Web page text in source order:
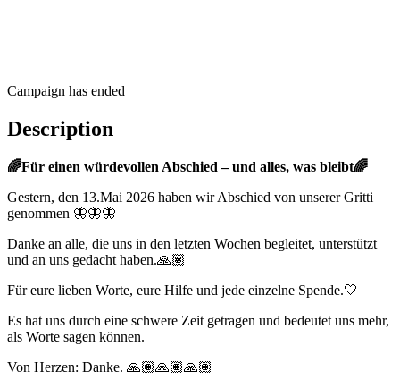
Campaign has ended
Description
🌈Für einen würdevollen Abschied – und alles, was bleibt🌈
Gestern, den 13.Mai 2026 haben wir Abschied von unserer Gritti
genommen 🦋🦋🦋
Danke an alle, die uns in den letzten Wochen begleitet, unterstützt
und an uns gedacht haben.🙏🏽
Für eure lieben Worte, eure Hilfe und jede einzelne Spende.🤍
Es hat uns durch eine schwere Zeit getragen und bedeutet uns mehr,
als Worte sagen können.
Von Herzen: Danke. 🙏🏽🙏🏽🙏🏽